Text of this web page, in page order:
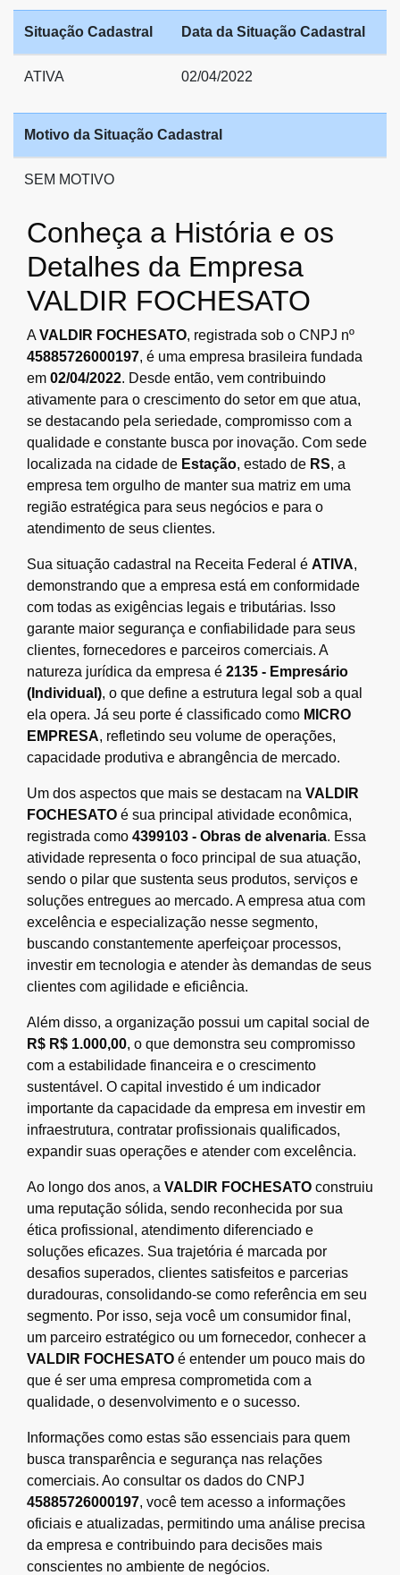
Situação Cadastral Data da Situação Cadastral
ATIVA 02/04/2022
Motivo da Situação Cadastral
SEM MOTIVO
Conheça a História e os
Detalhes da Empresa
VALDIR FOCHESATO
AVALDIR FOCHESATO, registrada sob o CNPJ nº
45885726000197, é uma empresa brasileira fundada
em 02/04/2022. Desde então, vem contribuindo
ativamente para o crescimento do setor em que atua,
se destacando pela seriedade, compromisso com a
qualidade e constante busca por inovação. Com sede
localizada na cidade de Estação, estado de RS, a
empresa tem orgulho de manter sua matriz em uma
região estratégica para seus negócios e para o
atendimento de seus clientes.
Sua situação cadastral na Receita Federal é ATIVA,
demonstrando que a empresa está em conformidade
com todas as exigências legais e tributárias. Isso
garante maior segurança e confiabilidade para seus
clientes, fornecedores e parceiros comerciais. A
natureza jurídica da empresa é 2135 - Empresário
(Individual), o que define a estrutura legal sob a qual
ela opera. Já seu porte é classificado como MICRO
EMPRESA, refletindo seu volume de operações,
capacidade produtiva e abrangência de mercado.
Um dos aspectos que mais se destacam na VALDIR
FOCHESATO é sua principal atividade econômica,
registrada como 4399103 - Obras de alvenaria. Essa
atividade representa o foco principal de sua atuação,
sendo o pilar que sustenta seus produtos, serviços e
soluções entregues ao mercado. A empresa atua com
excelência e especialização nesse segmento,
buscando constantemente aperfeiçoar processos,
investir em tecnologia e atender às demandas de seus
clientes com agilidade e eficiência.
Além disso, a organização possui um capital social de
R$ R$ 1.000,00, o que demonstra seu compromisso
com a estabilidade financeira e o crescimento
sustentável. O capital investido é um indicador
importante da capacidade da empresa em investir em
infraestrutura, contratar profissionais qualificados,
expandir suas operações e atender com excelência.
Ao longo dos anos, a VALDIR FOCHESATO construiu
uma reputação sólida, sendo reconhecida por sua
ética profissional, atendimento diferenciado e
soluções eficazes. Sua trajetória é marcada por
desafios superados, clientes satisfeitos e parcerias
duradouras, consolidando-se como referência em seu
segmento. Por isso, seja você um consumidor final,
um parceiro estratégico ou um fornecedor, conhecer a
VALDIR FOCHESATO é entender um pouco mais do
que é ser uma empresa comprometida com a
qualidade, o desenvolvimento e o sucesso.
Informações como estas são essenciais para quem
busca transparência e segurança nas relações
comerciais. Ao consultar os dados do CNPJ
45885726000197, você tem acesso a informações
oficiais e atualizadas, permitindo uma análise precisa
da empresa e contribuindo para decisões mais
conscientes no ambiente de negócios.